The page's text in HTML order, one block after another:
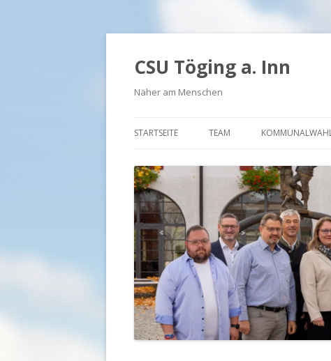
CSU Töging a. Inn
Näher am Menschen
STARTSEITE TEAM
VORSTAND FU
VORSTAND JU